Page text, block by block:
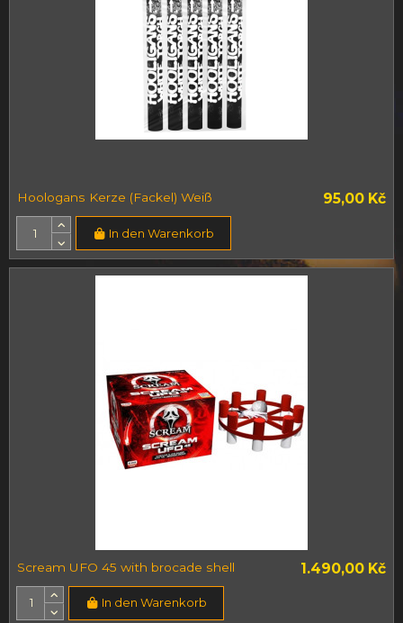
Hoologans Kerze (Fackel) Weiß 95,00 Kč
In den Warenkorb
Scream UFO 45 with brocade shell 1.490,00 Kč
In den Warenkorb